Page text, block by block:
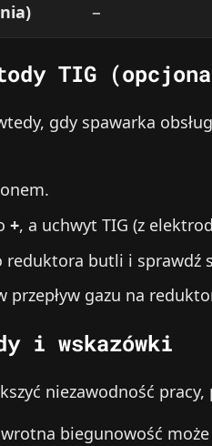
−
TIG
gdy spawarka
+, a uchwyt TIG (z
reduktora butli i sprawdź
gazu na
i wskazówki
niezawodność
biegunowość